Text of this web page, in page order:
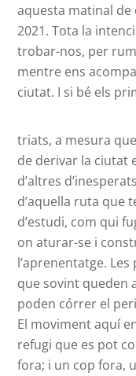
aquesta matinal de
2021. Tota la
trobar-nos, per
mentre ens
ciutat. I si bé els
triats, a mesura
de derivar la ciutat
d’altres
d’aquella ruta que
d’estudi, com qui
on aturar-se i
l’aprenentatge.
que sovint queden
poden córrer el
El moviment aquí
refugi que es pot
fora; i un cop fora,